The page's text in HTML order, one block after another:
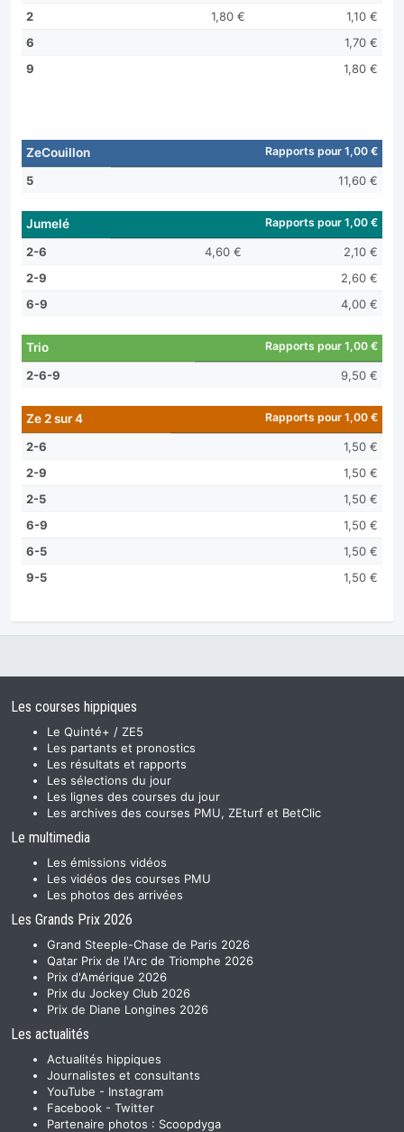
2
1,80 €
1,10 €
6
1,70 €
9
1,80 €
ZeCouillon Rapports pour 1,00 €
5 11,60 €
Jumelé Rapports pour 1,00 €
2-6 4,60 €
2,10 €
2-9
2,60 €
6-9
4,00 €
Trio Rapports pour 1,00 €
2-6-9 9,50 €
Ze 2 sur 4 Rapports pour 1,00 €
2-6
1,50 €
2-9
1,50 €
2-5
1,50 €
6-9
1,50 €
6-5
1,50 €
9-5
1,50 €
Les courses hippiques
Le Quinté+ / ZE5
Les partants et pronostics
Les résultats et rapports
Les sélections du jour
Les lignes des courses du jour
Les archives des courses PMU, ZEturf et BetClic
Le multimedia
Les émissions vidéos
Les vidéos des courses PMU
Les photos des arrivées
Les Grands Prix 2026
Grand Steeple-Chase de Paris 2026
Qatar Prix de l'Arc de Triomphe 2026
Prix d'Amérique 2026
Prix du Jockey Club 2026
Prix de Diane Longines 2026
Les actualités
Actualités hippiques
Journalistes et consultants
YouTube - Instagram
Facebook - Twitter
Partenaire photos : Scoopdyga